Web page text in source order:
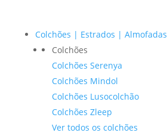
Colchões | Estrados | Almofadas
Colchões
Colchões Serenya
Colchões Mindol
Colchões Lusocolchão
Colchões Zleep
Ver todos os colchões